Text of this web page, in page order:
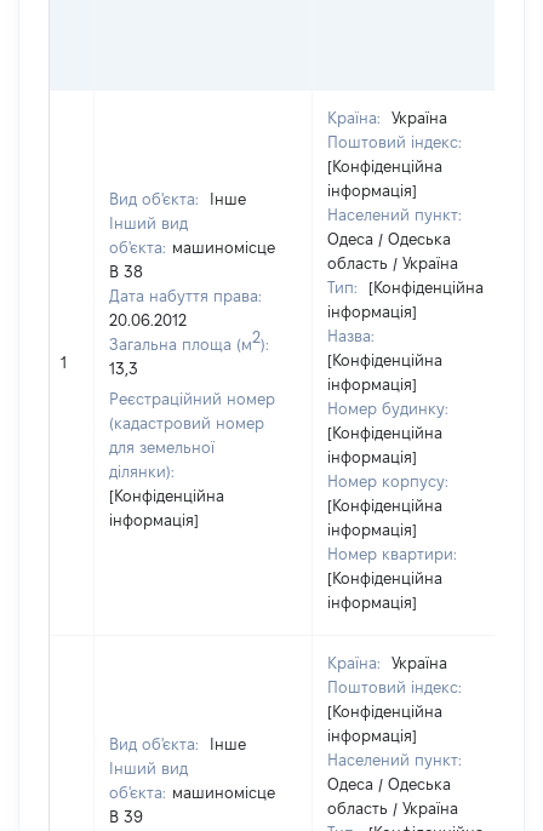
1
Вид об'єкта:
Інше
Інший вид
об'єкта: машиномісце
В 38
Дата набуття права:
20.06.2012
Загальна площа (м2):
13,3
Реєстраційний номер
(кадастровий номер
для земельної
ділянки):
[Конфіденційна
інформація]
Країна:
Україна
Поштовий індекс:
[Конфіденційна
інформація]
Населений пункт:
Одеса / Одеська
область / Україна
Тип:
[Конфіденційна
інформація]
Назва:
[Конфіденційна
інформація]
Номер будинку:
[Конфіденційна
інформація]
Номер корпусу:
[Конфіденційна
інформація]
Номер квартири:
[Конфіденційна
інформація]
Вид об'єкта:
Інше
Інший вид
об'єкта: машиномісце
В 39
Країна:
Україна
Поштовий індекс:
[Конфіденційна
інформація]
Населений пункт:
Одеса / Одеська
область / Україна